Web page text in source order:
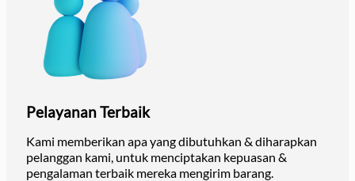
Pelayanan Terbaik
Kami memberikan apa yang dibutuhkan & diharapkan
pelanggan kami, untuk menciptakan kepuasan &
pengalaman terbaik mereka mengirim barang.